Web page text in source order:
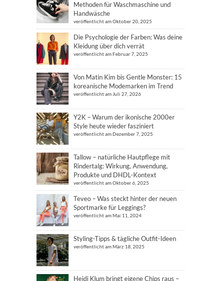
Methoden für Waschmaschine und
Handwäsche
veröffentlicht am Oktober 20, 2025
Die Psychologie der Farben: Was deine
Kleidung über dich verrät
veröffentlicht am Februar 7, 2025
Von Matin Kim bis Gentle Monster: 15
koreanische Modemarken im Trend
veröffentlicht am Juli 27, 2026
Y2K – Warum der ikonische 2000er
Style heute wieder fasziniert
veröffentlicht am Dezember 7, 2025
Tallow – natürliche Hautpflege mit
Rindertalg: Wirkung, Anwendung,
Produkte und DHDL-Kontext
veröffentlicht am Oktober 6, 2025
Teveo – Was steckt hinter der neuen
Sportmarke für Leggings?
veröffentlicht am Mai 11, 2024
Styling-Tipps & tägliche Outfit-Ideen
veröffentlicht am März 18, 2025
Heidi Klum bringt eigene Chips raus –